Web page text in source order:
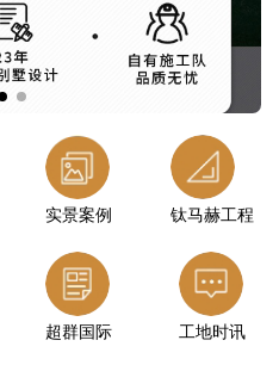
实景案例 钛马赫工程
超群国际 工地时讯